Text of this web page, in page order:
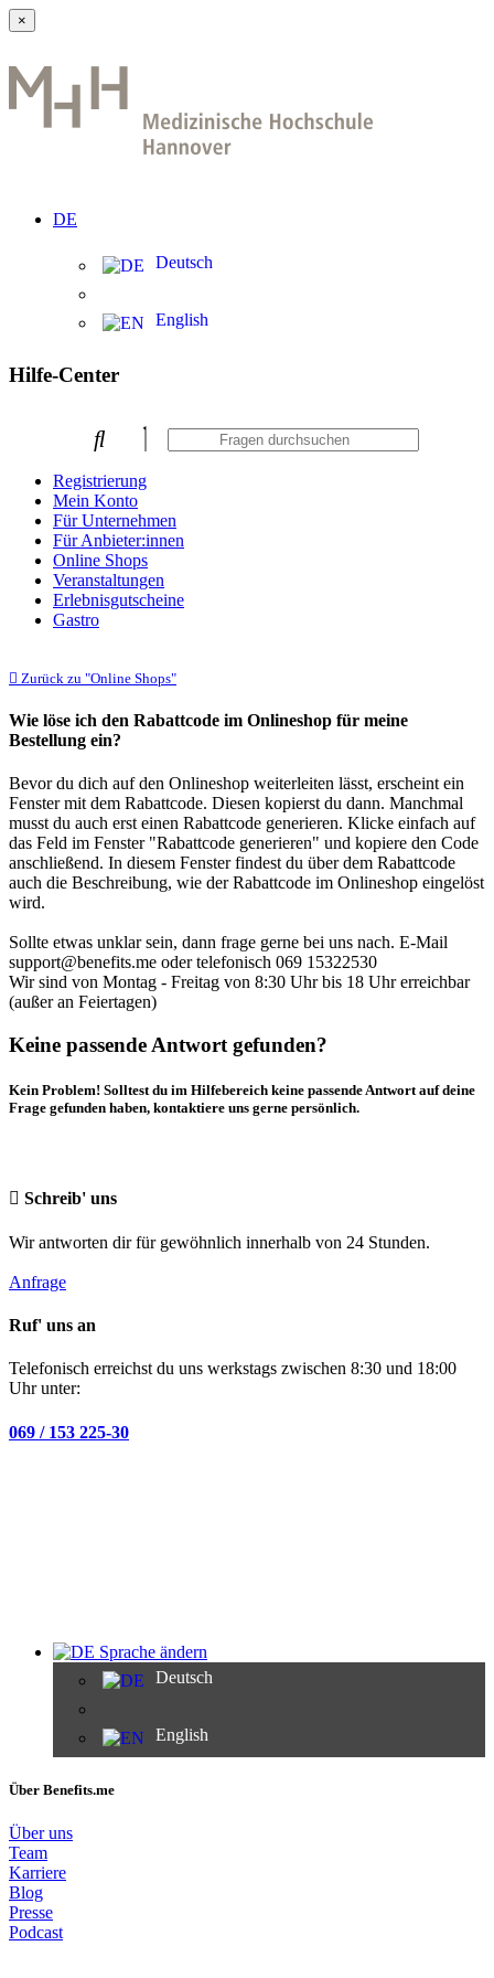
×
DE
Deutsch
English
Hilfe-Center
Registrierung
Mein Konto
Für Unternehmen
Für Anbieter:innen
Online Shops
Veranstaltungen
Erlebnisgutscheine
Gastro
Zurück zu "Online Shops"
Wie löse ich den Rabattcode im Onlineshop für meine
Bestellung ein?
Bevor du dich auf den Onlineshop weiterleiten lässt, erscheint ein
Fenster mit dem Rabattcode. Diesen kopierst du dann. Manchmal
musst du auch erst einen Rabattcode generieren. Klicke einfach auf
das Feld im Fenster "Rabattcode generieren" und kopiere den Code
anschließend. In diesem Fenster findest du über dem Rabattcode
auch die Beschreibung, wie der Rabattcode im Onlineshop eingelöst
wird.
Sollte etwas unklar sein, dann frage gerne bei uns nach. E-Mail
support@benefits.me oder telefonisch 069 15322530
Wir sind von Montag - Freitag von 8:30 Uhr bis 18 Uhr erreichbar
(außer an Feiertagen)
Keine passende Antwort gefunden?
Kein Problem! Solltest du im Hilfebereich keine passende Antwort auf deine
Frage gefunden haben, kontaktiere uns gerne persönlich.
Schreib' uns
Wir antworten dir für gewöhnlich innerhalb von 24 Stunden.
Anfrage
Ruf' uns an
Telefonisch erreichst du uns werkstags zwischen 8:30 und 18:00
Uhr unter:
069 / 153 225-30
Sprache ändern
Deutsch
English
Über Benefits.me
Über uns
Team
Karriere
Blog
Presse
Podcast